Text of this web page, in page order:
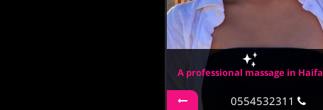
A professional massage in Haifa
0554532311